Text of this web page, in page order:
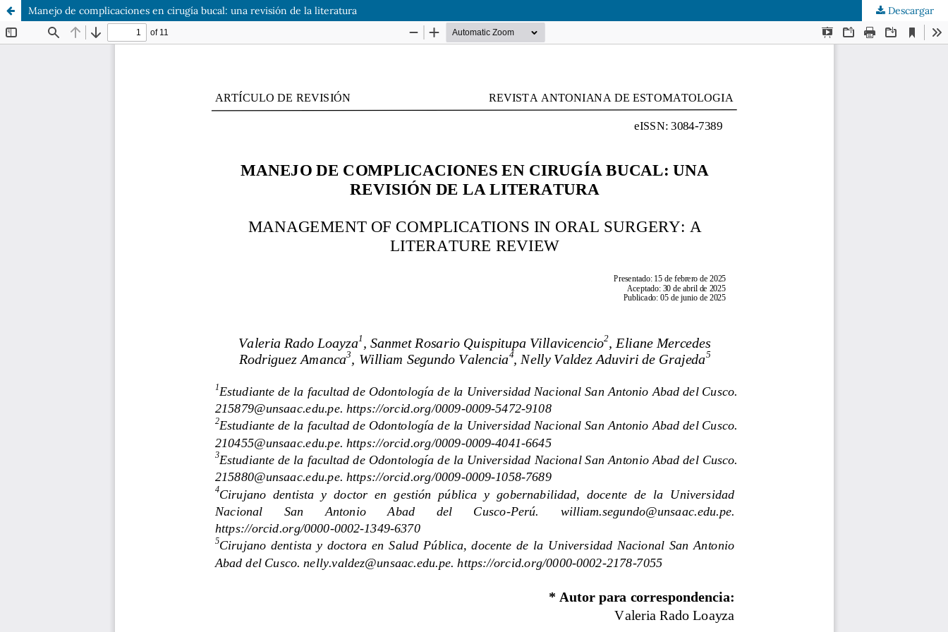
Manejo de complicaciones en cirugía bucal: una revisión de la literatura Descargar